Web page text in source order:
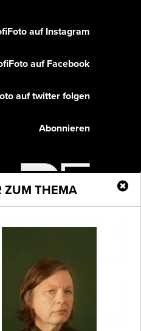
ZUM THEMA
auf Instagram
auf Facebook
auf twitter folgen
Abonnieren
GmbH. All rights
oben